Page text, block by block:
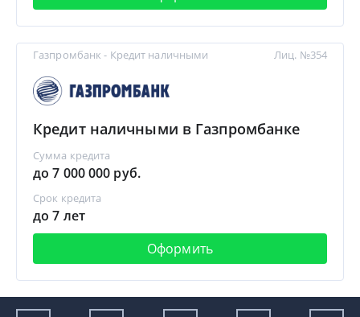
Газпромбанк - Кредит наличными
Кредит наличными в Газпромбанке
Сумма кредита
до 7 000 000 руб.
Срок кредита
до 7 лет
Оформить
Лиц. №354